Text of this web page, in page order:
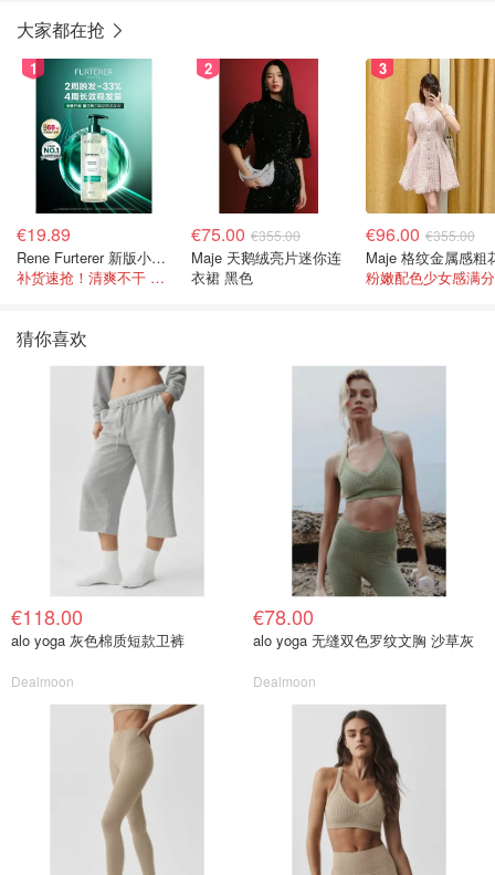
大家都在抢
1
€19.89
Rene Furterer 新版小白珠洗发水 500ml
补货速抢！清爽不干 蓬松强韧秀发
2
€75.00 €355.00
Maje 天鹅绒亮片迷你连
衣裙 黑色
3
€96.00 €355.00
粉嫩配色少女感满
猜你喜欢
€118.00
alo yoga 灰色棉质短款卫裤
Dealmoon
€78.00
alo yoga 无缝双色罗纹文胸 沙草灰
Dealmoon